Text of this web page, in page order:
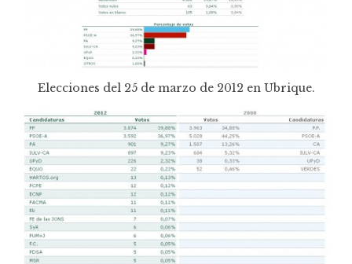
Elecciones del 25 de marzo de 2012 en Ubrique.